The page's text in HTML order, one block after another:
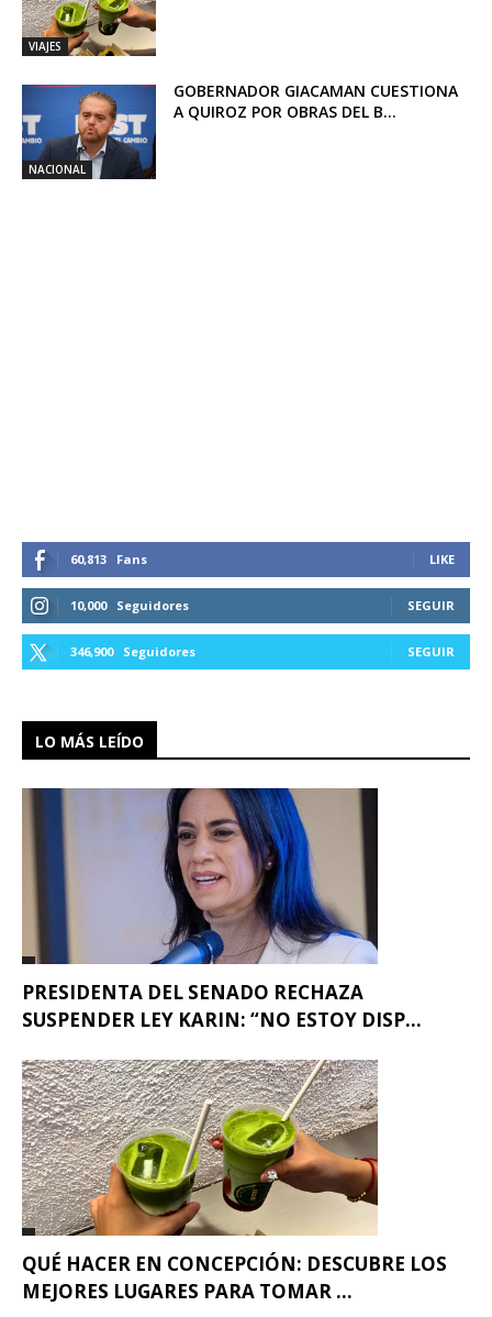
VIAJES
NACIONAL
GOBERNADOR GIACAMAN CUESTIONA
A QUIROZ POR OBRAS DEL B...
60,813 Fans LIKE
10,000 Seguidores SEGUIR
346,900 Seguidores SEGUIR
LO MÁS LEÍDO
PRESIDENTA DEL SENADO RECHAZA
SUSPENDER LEY KARIN: “NO ESTOY DISP...
QUÉ HACER EN CONCEPCIÓN: DESCUBRE LOS
MEJORES LUGARES PARA TOMAR ...